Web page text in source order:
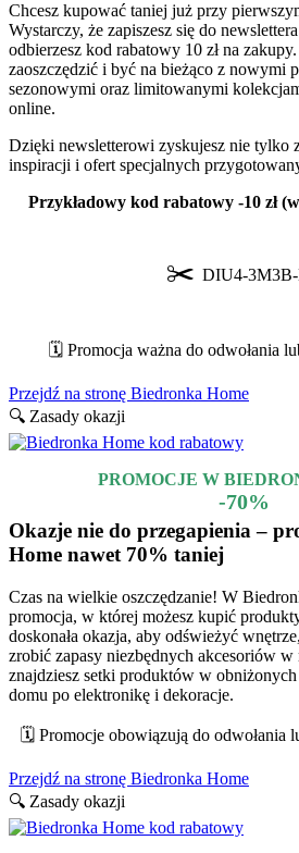
Chcesz kupować taniej już przy
Wystarczy, że zapiszesz się do
odbierzesz kod rabatowy 10 zł na
zaoszczędzić i być na bieżąco z nowymi
sezonowymi oraz limitowanymi
online.
Dzięki newsletterowi zyskujesz nie tylko
inspiracji i ofert specjalnych
Przykładowy kod rabatowy -10 zł
✂️ DIU4-
🗓️ Promocja ważna do odwołania
Przejdź na stronę Biedronka Home
🔍 Zasady okazji
PROMOCJE W
-70%
Okazje nie do przegapienia –
Home nawet 70% taniej
Czas na wielkie oszczędzanie! W
promocja, w której możesz kupić
doskonała okazja, aby odświeżyć
zrobić zapasy niezbędnych akcesoriów
znajdziesz setki produktów w
domu po elektronikę i dekoracje.
🗓️ Promocje obowiązują do odwołania
Przejdź na stronę Biedronka Home
🔍 Zasady okazji